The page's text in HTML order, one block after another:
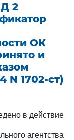
2
ОК
и
N 1702-ст)
в действие
агентства